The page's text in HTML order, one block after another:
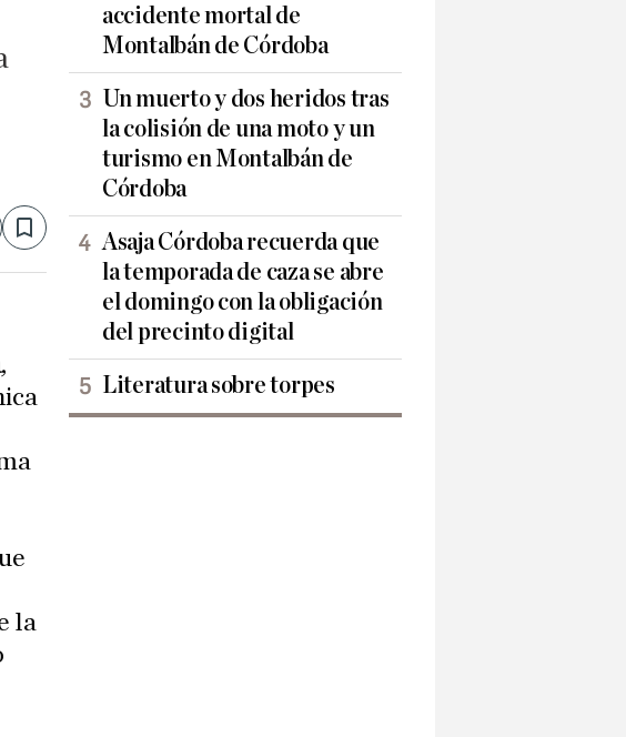
Save
,
la
accidente mortal de
Montalbán de Córdoba
Un muerto y dos heridos tras
la colisión de una moto y un
turismo en Montalbán de
Córdoba
Asaja Córdoba recuerda que
la temporada de caza se abre
el domingo con la obligación
del precinto digital
Literatura sobre torpes